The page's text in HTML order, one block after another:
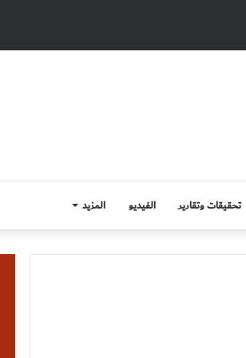
تحقيقات وتقارير الفيديو المزيد